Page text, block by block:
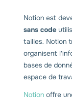
Notion est
sans code
tailles. Notion
organisent
bases de
espace de
Notion offre